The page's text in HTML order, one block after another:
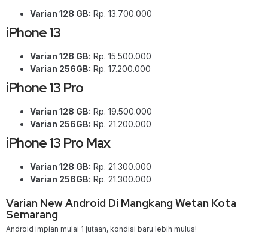
Varian 128 GB: Rp. 13.700.000
iPhone 13
Varian 128 GB: Rp. 15.500.000
Varian 256GB: Rp. 17.200.000
iPhone 13 Pro
Varian 128 GB: Rp. 19.500.000
Varian 256GB: Rp. 21.200.000
iPhone 13 Pro Max
Varian 128 GB: Rp. 21.300.000
Varian 256GB: Rp. 21.300.000
Varian New Android Di Mangkang Wetan Kota
Semarang
Android impian mulai 1 jutaan, kondisi baru lebih mulus!